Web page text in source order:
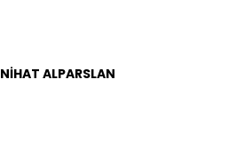
NİHAT ALPARSLAN